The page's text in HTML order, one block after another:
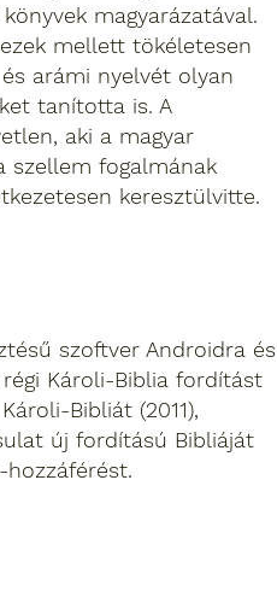
magyarázatával.
mellett tökéletesen
arámi nyelvét olyan
tanította is. A
aki a magyar
szellem fogalmának
keresztülvitte.
szoftver Androidra és
Károli-Biblia fordítást
Bibliát (2011),
új fordítású Bibliáját
hozzáférést.